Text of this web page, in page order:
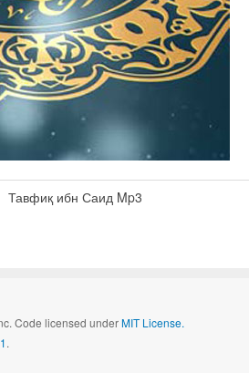
Тавфиқ ибн Саид Mp3
Code licensed underMIT License.
.